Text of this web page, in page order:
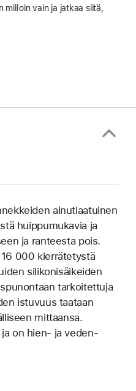
vain ja jatkaa siitä,
ainutlaatuinen
huippu­mukavia ja
ja ranteesta pois.
000 kierrätetystä
silikoni­­säikeiden
tarkoitettuja
istuvuus taataan
mittaansa.
on hien‑ ja veden­